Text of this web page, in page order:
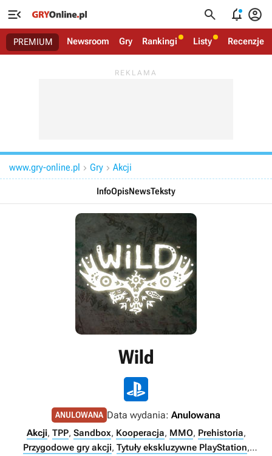
   
PREMIUM Newsroom Gry Rankingi Listy Recenzje
www.gry-online.pl  Gry  Akcji
InfoOpisNewsTeksty
Wild
ANULOWANA Data wydania: Anulowana
Akcji, TPP, Sandbox, Kooperacja, MMO, Prehistoria,
Przygodowe gry akcji, Tytuły ekskluzywne PlayStation,